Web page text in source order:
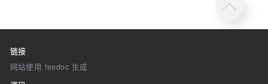
链接
网站使用 teedoc 生成